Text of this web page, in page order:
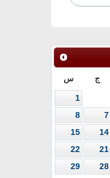
ج س
1
7
8
14
15
21
22
28
29